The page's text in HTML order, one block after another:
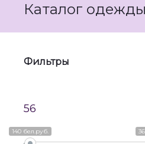
Каталог одежды
Фильтры
56
140 бел.руб.